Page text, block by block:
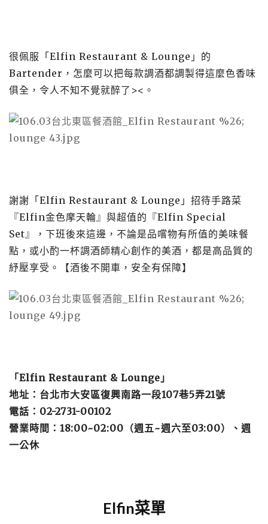
很佩服「Elfin Restaurant & Lounge」的
Bartender，怎麼可以把每款調酒都調製得這麼色香味
俱全，令人不知不覺就醉了><。
謝謝「Elfin Restaurant & Lounge」招待手路菜
『Elfin金色摩天輪』與超值的『Elfin Special
Set』，下班後來這邊，不論是品嚐物有所值的美味餐
點，或小酌一杯調酒師精心創作的美酒，都是高品質的
紓壓享受。【酒後不開車，安全有保障】
「Elfin Restaurant & Lounge」
地址：台北市大安區復興南路一段107巷5弄21號
電話：02-2731-00102
營業時間：18:00~02:00（週五~週六至03:00）、週
一公休
Elfin菜單